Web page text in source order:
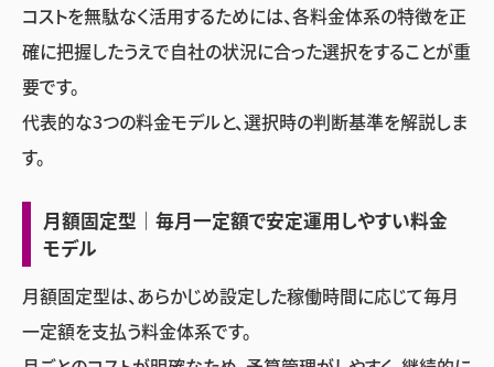
コストを無駄なく活用するためには、各料金体系の特徴を正
確に把握したうえで自社の状況に合った選択をすることが重
要です。
代表的な3つの料金モデルと、選択時の判断基準を解説しま
す。
月額固定型｜毎月一定額で安定運用しやすい料金
モデル
月額固定型は、あらかじめ設定した稼働時間に応じて毎月
一定額を支払う料金体系です。